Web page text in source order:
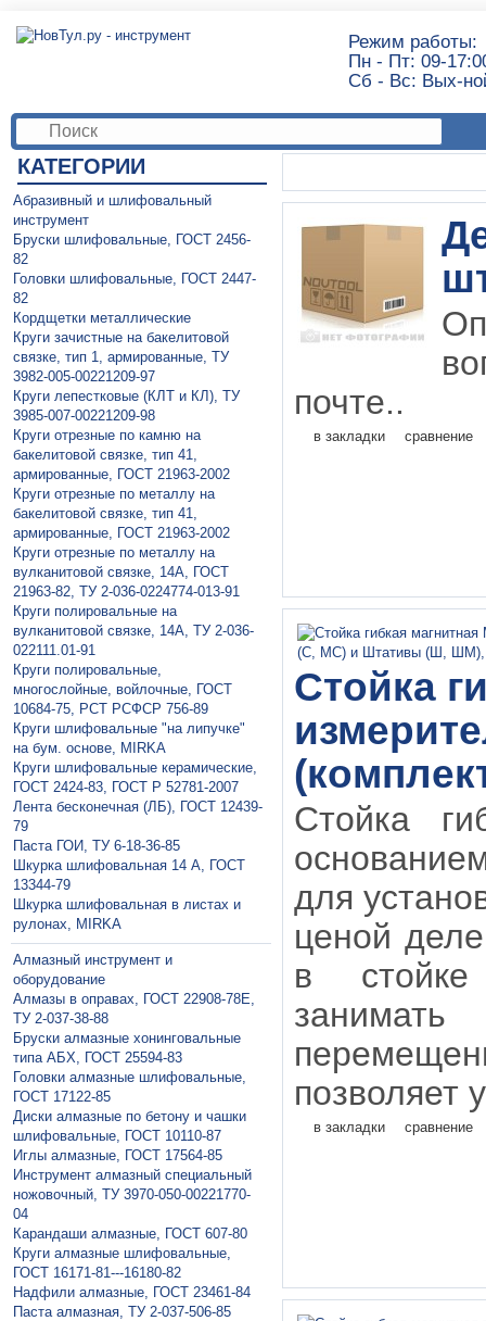
Режим работы:
Пн - Пт: 09-
Сб - Вс: Вых-
КАТЕГОРИИ
Абразивный и шлифовальный
инструмент
Бруски шлифовальные, ГОСТ 2456-
82
Головки шлифовальные, ГОСТ 2447-
82
Кордщетки металлические
Круги зачистные на бакелитовой
связке, тип 1, армированные, ТУ
3982-005-00221209-97
Круги лепестковые (КЛТ и КЛ), ТУ
3985-007-00221209-98
Круги отрезные по камню на
бакелитовой связке, тип 41,
армированные, ГОСТ 21963-2002
Круги отрезные по металлу на
бакелитовой связке, тип 41,
армированные, ГОСТ 21963-2002
Круги отрезные по металлу на
вулканитовой связке, 14А, ГОСТ
21963-82, ТУ 2-036-0224774-013-91
Круги полировальные на
вулканитовой связке, 14А, ТУ 2-036-
022111.01-91
Круги полировальные,
многослойные, войлочные, ГОСТ
10684-75, РСТ РСФСР 756-89
Круги шлифовальные "на липучке"
на бум. основе, MIRKA
Круги шлифовальные керамические,
ГОСТ 2424-83, ГОСТ P 52781-2007
Лента бесконечная (ЛБ), ГОСТ 12439-
79
Паста ГОИ, ТУ 6-18-36-85
Шкурка шлифовальная 14 А, ГОСТ
13344-79
Шкурка шлифовальная в листах и
рулонах, MIRKA
Алмазный инструмент и
оборудование
Алмазы в оправах, ГОСТ 22908-78Е,
ТУ 2-037-38-88
Бруски алмазные хонинговальные
типа АБХ, ГОСТ 25594-83
Головки алмазные шлифовальные,
ГОСТ 17122-85
Диски алмазные по бетону и чашки
шлифовальные, ГОСТ 10110-87
Иглы алмазные, ГОСТ 17564-85
Инструмент алмазный специальный
ножовочный, ТУ 3970-050-00221770-
04
Карандаши алмазные, ГОСТ 607-80
Круги алмазные шлифовальные,
ГОСТ 16171-81---16180-82
Надфили алмазные, ГОСТ 23461-84
Паста алмазная, ТУ 2-037-506-85
почте..
в закладки сравнение
Стойка
Стойка
для
ценой
в стойке
позволяет
в закладки сравнение